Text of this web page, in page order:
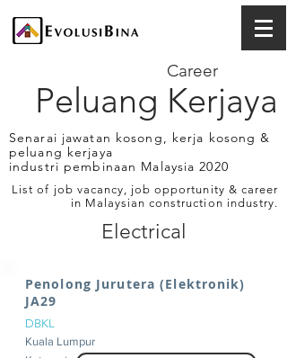
Peluang Kerjaya
Career
Senarai jawatan kosong, kerja kosong &
peluang kerjaya
industri pembinaan Malaysia 2020
List of job vacancy, job opportunity & career
in Malaysian construction industry.
Electrical
Penolong Jurutera (Elektronik)
JA29
DBKL
Kuala Lumpur